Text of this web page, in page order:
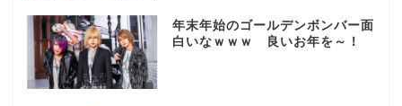
年末年始のゴールデンボンバー面
白いなｗｗｗ 良いお年を～！